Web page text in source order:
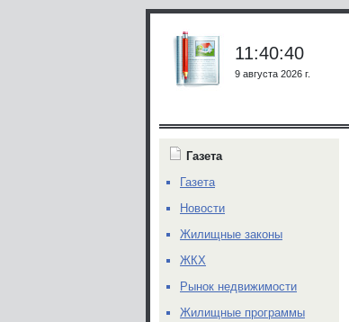
11:40:40
9 августа 2026 г.
Газета
Газета
Новости
Жилищные законы
ЖКХ
Рынок недвижимости
Жилищные программы